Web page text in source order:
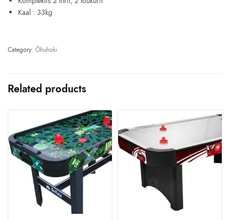
Kaal : 33kg
Category: Õhuhoki
Related products